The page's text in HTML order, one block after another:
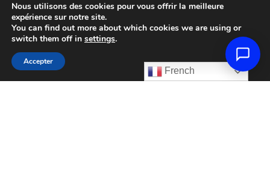
French
Nous utilisons des cookies pour vous offrir la meilleure
expérience sur notre site.
You can find out more about which cookies we are using or
switch them off in settings.
Accepter